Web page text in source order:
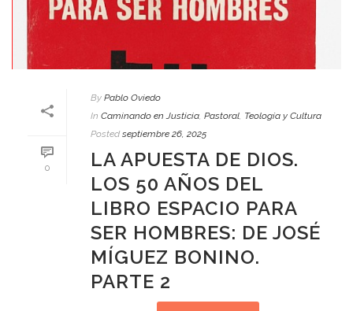
0
By Pablo Oviedo
In Caminando en Justicia, Pastoral, Teología y Cultura
Posted septiembre 26, 2025
LA APUESTA DE DIOS.
LOS 50 AÑOS DEL
LIBRO ESPACIO PARA
SER HOMBRES: DE JOSÉ
MÍGUEZ BONINO.
PARTE 2